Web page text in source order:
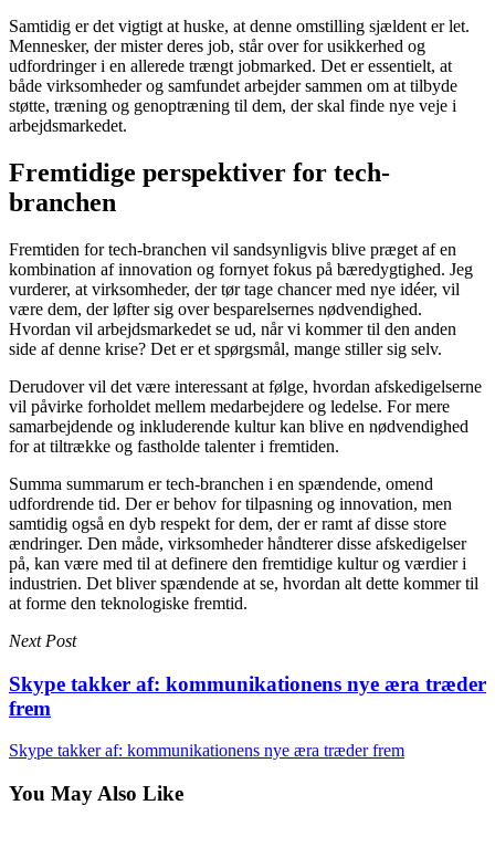
Samtidig er det vigtigt at huske, at denne omstilling sjældent er let.
Mennesker, der mister deres job, står over for usikkerhed og
udfordringer i en allerede trængt jobmarked. Det er essentielt, at
både virksomheder og samfundet arbejder sammen om at tilbyde
støtte, træning og genoptræning til dem, der skal finde nye veje i
arbejdsmarkedet.
Fremtidige perspektiver for tech-
branchen
Fremtiden for tech-branchen vil sandsynligvis blive præget af en
kombination af innovation og fornyet fokus på bæredygtighed. Jeg
vurderer, at virksomheder, der tør tage chancer med nye idéer, vil
være dem, der løfter sig over besparelsernes nødvendighed.
Hvordan vil arbejdsmarkedet se ud, når vi kommer til den anden
side af denne krise? Det er et spørgsmål, mange stiller sig selv.
Derudover vil det være interessant at følge, hvordan afskedigelserne
vil påvirke forholdet mellem medarbejdere og ledelse. For mere
samarbejdende og inkluderende kultur kan blive en nødvendighed
for at tiltrække og fastholde talenter i fremtiden.
Summa summarum er tech-branchen i en spændende, omend
udfordrende tid. Der er behov for tilpasning og innovation, men
samtidig også en dyb respekt for dem, der er ramt af disse store
ændringer. Den måde, virksomheder håndterer disse afskedigelser
på, kan være med til at definere den fremtidige kultur og værdier i
industrien. Det bliver spændende at se, hvordan alt dette kommer til
at forme den teknologiske fremtid.
Next Post
Skype takker af: kommunikationens nye æra træder
frem
Skype takker af: kommunikationens nye æra træder frem
You May Also Like